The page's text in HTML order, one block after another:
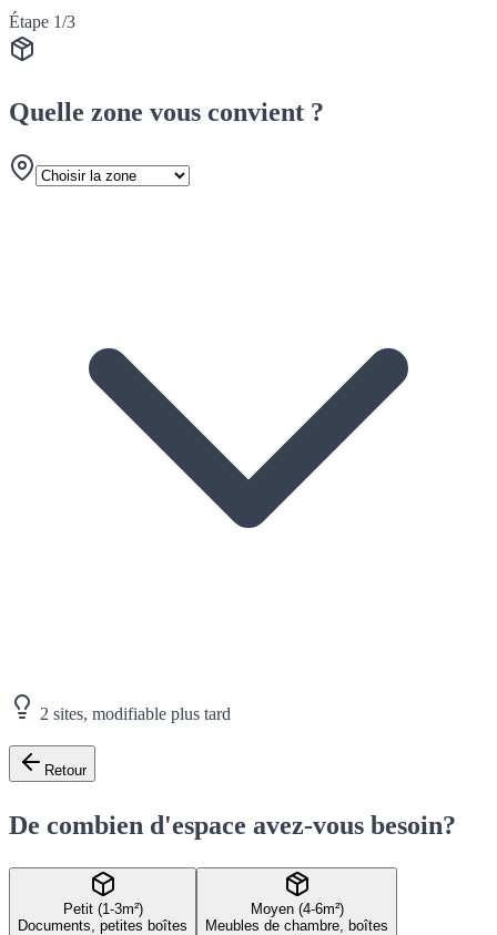
Étape 1/3
Quelle zone vous convient ?
2 sites, modifiable plus tard
Retour
De combien d'espace avez-vous besoin?
Petit (1-3m²)
Documents, petites boîtes
Moyen (4-6m²)
Meubles de chambre, boîtes